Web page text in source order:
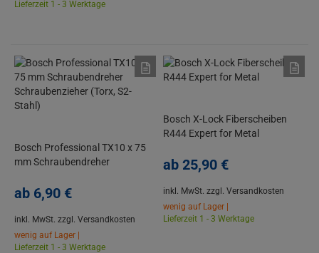
Lieferzeit 1 - 3 Werktage
Bosch Professional TX10 x 75
mm Schraubendreher
Stahl)
ab 6,90 €
inkl. MwSt. zzgl. Versandkosten
wenig auf Lager |
Lieferzeit 1 - 3 Werktage
Bosch X-Lock Fiberscheiben
R444 Expert for Metal
ab 25,90 €
inkl. MwSt. zzgl. Versandkosten
wenig auf Lager |
Lieferzeit 1 - 3 Werktage